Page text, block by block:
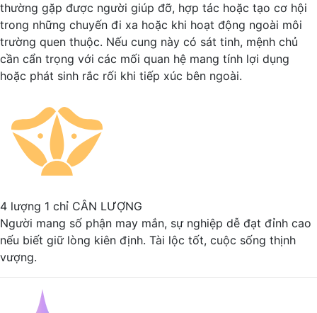
thường gặp được người giúp đỡ, hợp tác hoặc tạo cơ hội
trong những chuyến đi xa hoặc khi hoạt động ngoài môi
trường quen thuộc. Nếu cung này có sát tinh, mệnh chủ
cần cẩn trọng với các mối quan hệ mang tính lợi dụng
hoặc phát sinh rắc rối khi tiếp xúc bên ngoài.
4 lượng 1 chỉ CÂN LƯỢNG
Người mang số phận may mắn, sự nghiệp dễ đạt đỉnh cao
nếu biết giữ lòng kiên định. Tài lộc tốt, cuộc sống thịnh
vượng.